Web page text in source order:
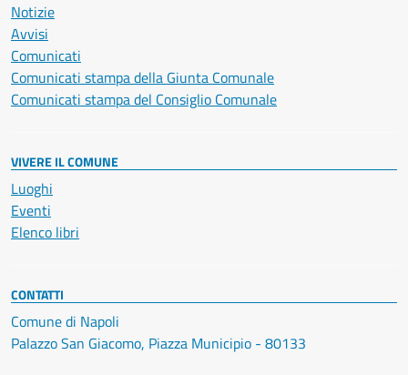
Notizie
Avvisi
Comunicati
Comunicati stampa della Giunta Comunale
Comunicati stampa del Consiglio Comunale
VIVERE IL COMUNE
Luoghi
Eventi
Elenco libri
CONTATTI
Comune di Napoli
Palazzo San Giacomo, Piazza Municipio - 80133